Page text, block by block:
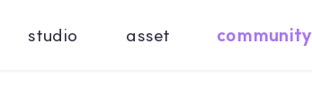
studio asset community